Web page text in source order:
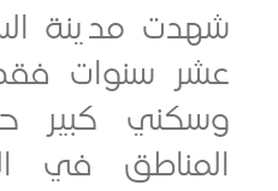
مدينة السادات
سنوات فقط تطور
كبير حيث